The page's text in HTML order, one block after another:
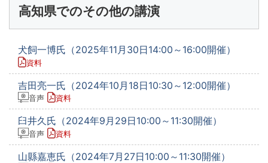
高知県でのその他の講演
犬飼一博氏（2025年11月30日14:00～16:00開催）
資料
吉田亮一氏（2024年10月18日10:30～12:00開催）
音声 資料
臼井久氏（2024年9月29日10:00～11:30開催）
音声 資料
山縣嘉恵氏（2024年7月27日10:00～11:30開催）